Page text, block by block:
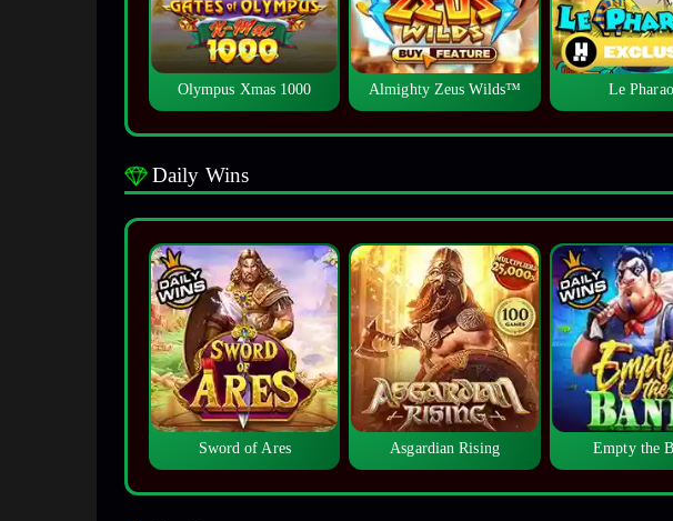
Olympus Xmas 1000 Almighty Zeus Wilds™ Le
Daily Wins
Sword of Ares Asgardian Rising Empty the